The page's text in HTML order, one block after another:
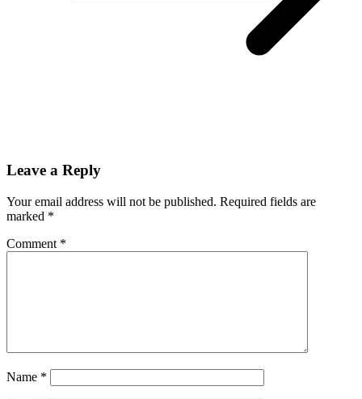
Leave a Reply
Your email address will not be published. Required fields are
marked *
Comment *
Name *